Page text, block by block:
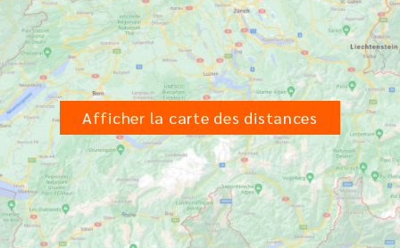
Afficher la carte des distances